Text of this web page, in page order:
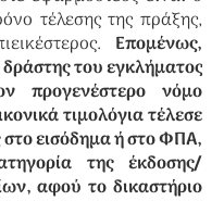
τέλεσης της πράξης,
Επομένως,
του εγκλήματος
προγενέστερο νόμο
τιμολόγια τέλεσε
εισόδημα ή στο ΦΠΑ,
της έκδοσης/
αφού το δικαστήριο